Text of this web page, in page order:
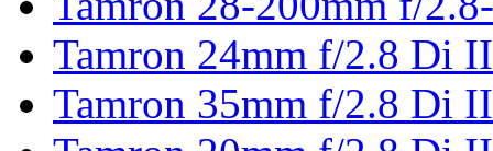
Tamron 24mm f/2.8 Di
Tamron 35mm f/2.8 Di